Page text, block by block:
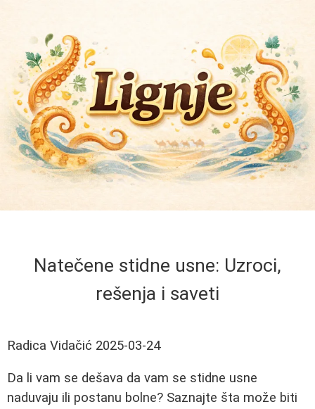
Natečene stidne usne: Uzroci,
rešenja i saveti
Radica Vidačić 2025-03-24
Da li vam se dešava da vam se stidne usne
naduvaju ili postanu bolne? Saznajte šta može biti